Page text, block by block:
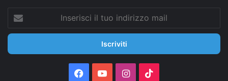
tuo
mail
Facebook
You Instagram